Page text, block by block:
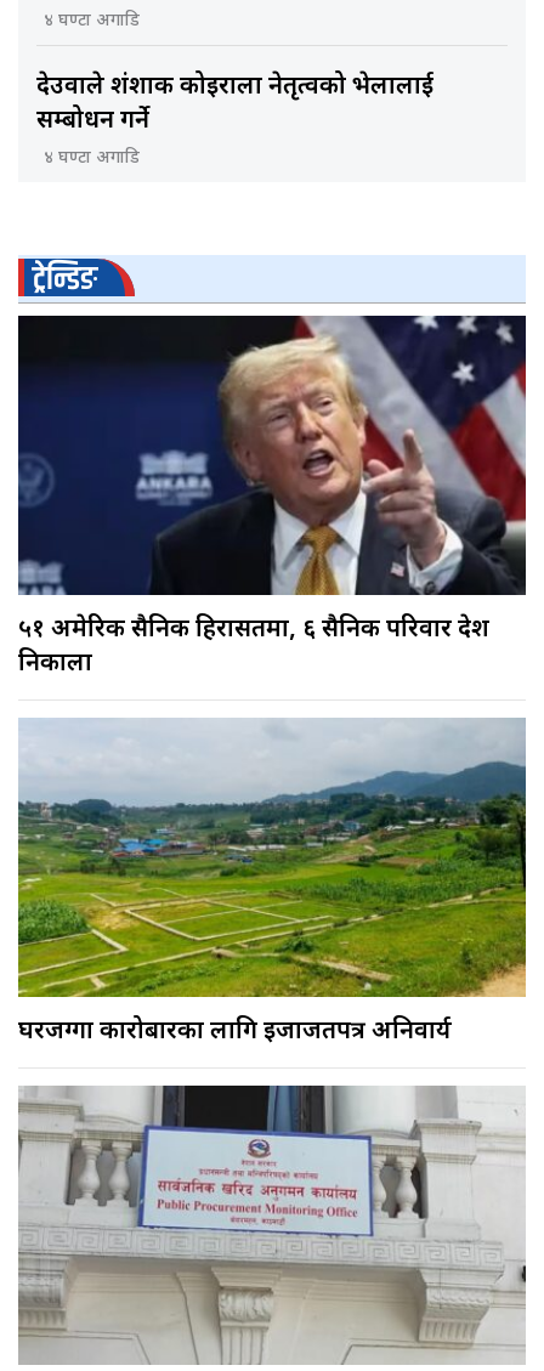
४ घण्टा अगाडि
देउवाले शंशाक कोइराला नेतृत्वको भेलालाई
सम्बोधन गर्ने
४ घण्टा अगाडि
ट्रेन्डिङ
५१ अमेरिकी सैनिक हिरासतमा, ६ सैनिक परिवार देश
निकाला
घरजग्गा कारोबारका लागि इजाजतपत्र अनिवार्य